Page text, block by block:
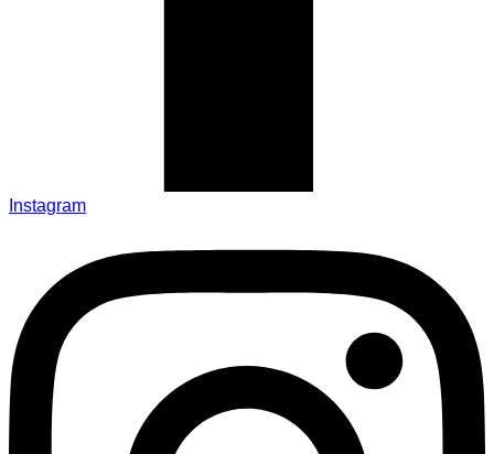
Instagram